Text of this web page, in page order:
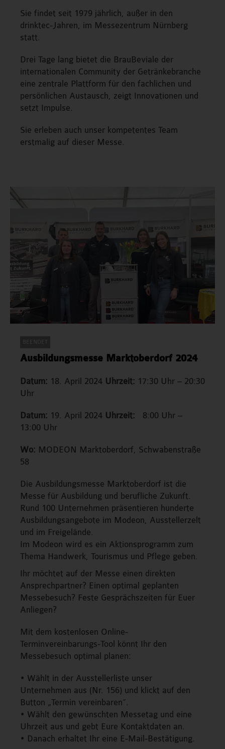
Sie findet seit 1979 jährlich, außer in den
drinktec-Jahren, im Messezentrum Nürnberg
statt.
Drei Tage lang bietet die BrauBeviale der
internationalen Community der Getränkebranche
eine zentrale Plattform für den fachlichen und
persönlichen Austausch, zeigt Innovationen und
setzt Impulse.
Sie erleben auch unser kompetentes Team
erstmalig auf dieser Messe.
Ausbildungsmesse Marktoberdorf 2024
Datum: 18. April 2024 Uhrzeit: 17:30 Uhr – 20:30
Uhr
Datum: 19. April 2024 Uhrzeit: 8:00 Uhr –
13:00 Uhr
Wo: MODEON Marktoberdorf, Schwabenstraße
58
Die Ausbildungsmesse Marktoberdorf ist die
Messe für Ausbildung und berufliche Zukunft.
Rund 100 Unternehmen präsentieren hunderte
Ausbildungsangebote im Modeon, Ausstellerzelt
und im Freigelände.
Im Modeon wird es ein Aktionsprogramm zum
Thema Handwerk, Tourismus und Pflege geben.
Ihr möchtet auf der Messe einen direkten
Ansprechpartner? Einen optimal geplanten
Messebesuch? Feste Gesprächszeiten für Euer
Anliegen?
Mit dem kostenlosen Online-
Terminvereinbarungs-Tool könnt Ihr den
Messebesuch optimal planen:
• Wählt in der Ausstellerliste unser
Unternehmen aus (Nr. 156) und klickt auf den
Button „Termin vereinbaren“.
• Wählt den gewünschten Messetag und eine
Uhrzeit aus und gebt Eure Kontaktdaten an.
• Danach erhaltet Ihr eine E-Mail-Bestätigung.